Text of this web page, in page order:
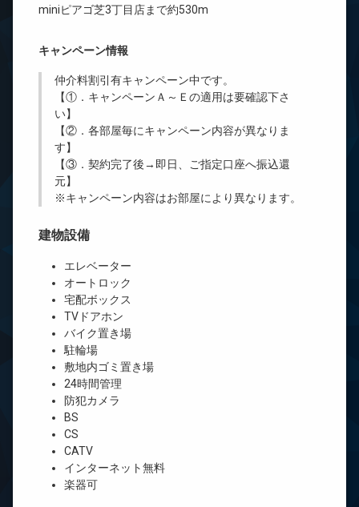
miniピアゴ芝3丁目店まで約530m
キャンペーン情報
仲介料割引有キャンペーン中です。
【①．キャンペーンＡ～Ｅの適用は要確認下さ
い】
【②．各部屋毎にキャンペーン内容が異なりま
す】
【③．契約完了後→即日、ご指定口座へ振込還
元】
※キャンペーン内容はお部屋により異なります。
建物設備
エレベーター
オートロック
宅配ボックス
TVドアホン
バイク置き場
駐輪場
敷地内ゴミ置き場
24時間管理
防犯カメラ
BS
CS
CATV
インターネット無料
楽器可